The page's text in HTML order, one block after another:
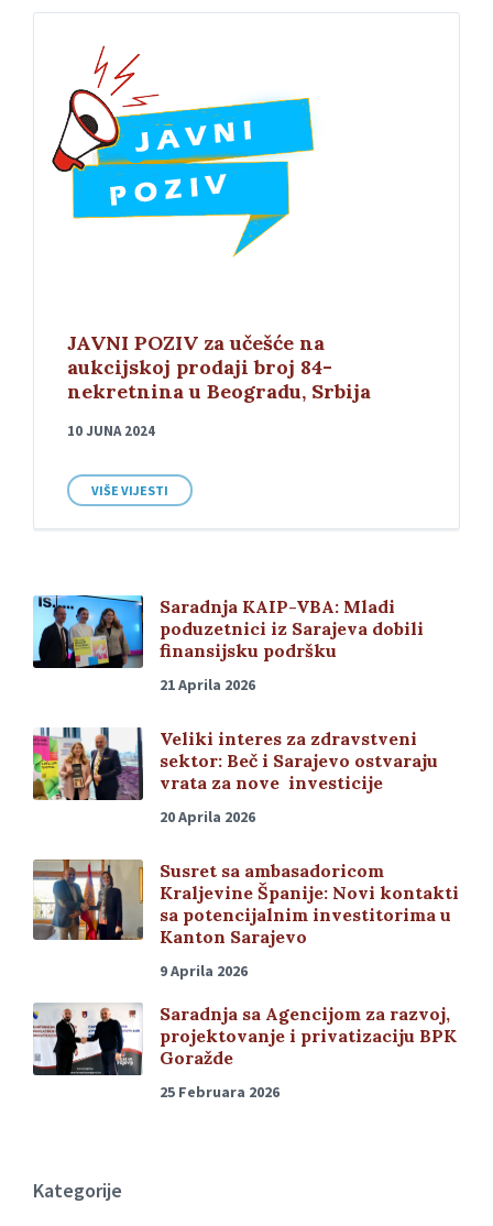
JAVNI POZIV za učešće na
aukcijskoj prodaji broj 84-
nekretnina u Beogradu, Srbija
10 JUNA 2024
VIŠE VIJESTI
Saradnja KAIP-VBA: Mladi
poduzetnici iz Sarajeva dobili
finansijsku podršku
21 Aprila 2026
Veliki interes za zdravstveni
sektor: Beč i Sarajevo ostvaraju
vrata za nove investicije
20 Aprila 2026
Susret sa ambasadoricom
Kraljevine Španije: Novi kontakti
sa potencijalnim investitorima u
Kanton Sarajevo
9 Aprila 2026
Saradnja sa Agencijom za razvoj,
projektovanje i privatizaciju BPK
Goražde
25 Februara 2026
Kategorije